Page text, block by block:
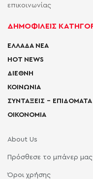
επικοινωνίας
ΔΗΜΟΦΙΛΕΙΣ
ΕΛΛΑΔΑ ΝΕΑ
HOT NEWS
ΔΙΕΘΝΗ
ΚΟΙΝΩΝΙΑ
ΣΥΝΤΑΞΕΙΣ – ΕΠΙΔΟΜΑΤΑ
ΟΙΚΟΝΟΜΙΑ
About Us
Πρόσθεσε το μπάνερ
Όροι χρήσης